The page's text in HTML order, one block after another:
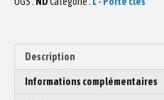
Rubik's
Description
Informations complémentaires